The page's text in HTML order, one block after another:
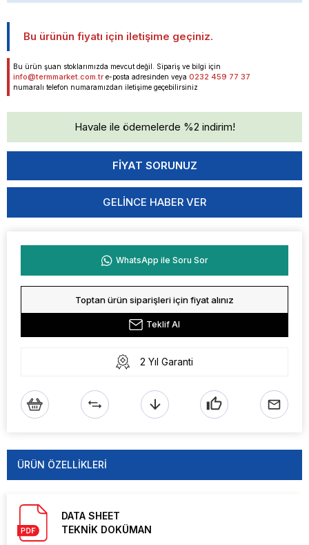
Bu ürünün fiyatı için iletişime geçiniz.
Bu ürün şuan stoklarımızda mevcut değil. Sipariş ve bilgi için
info@termmarket.com.tr e-posta adresinden veya 0232 459 77 37
numaralı telefon numaramızdan iletişime geçebilirsiniz
Havale ile ödemelerde %2 indirim!
GELINCE HABER VER
WhatsApp ile Soru Sor
Toptan ürün siparişleri için fiyat alınız
Teklif Al
2 Yıl Garanti
ÜRÜN ÖZELLIKLERI
DATA SHEET
TEKNİK DOKÜMAN